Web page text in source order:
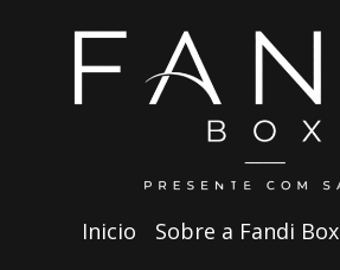
Inicio Sobre a Fandi Box